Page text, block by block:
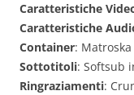
Caratteristiche
Caratteristiche
Container: Matroska
Sottotitoli: Softsub
Ringraziamenti: